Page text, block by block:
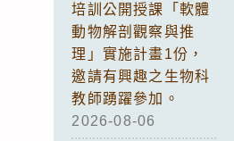
培訓公開授課「軟體
動物解剖觀察與推
理」實施計畫1份，
邀請有興趣之生物科
教師踴躍參加。
2026-08-06